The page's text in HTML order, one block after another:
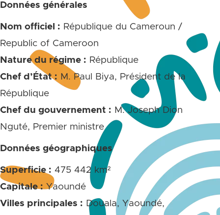
Données générales
Nom officiel : République du Cameroun /
Republic of Cameroon
Nature du régime : République
Chef d’État : M. Paul Biya, Président de la
République
Chef du gouvernement : M. Joseph Dion
Nguté, Premier ministre
Données géographiques
Superficie : 475 442 km²
Capitale :Yaoundé
Villes principales : Douala, Yaoundé,